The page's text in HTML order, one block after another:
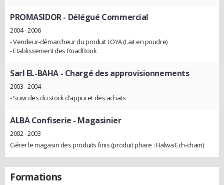
PROMASIDOR- Délégué Commercial
2004 - 2006
- Vendeur-démarcheur du produit LOYA (Lait en poudre)
- Etablissement des RoadBook
Sarl EL-BAHA - Chargé des approvisionnements
2003 - 2004
- Suivi des du stock d’appui et des achats
ALBA Confiserie - Magasinier
2002 - 2003
Gérer le magasin des produits finis (produit phare : Halwa Ech-cham)
Formations